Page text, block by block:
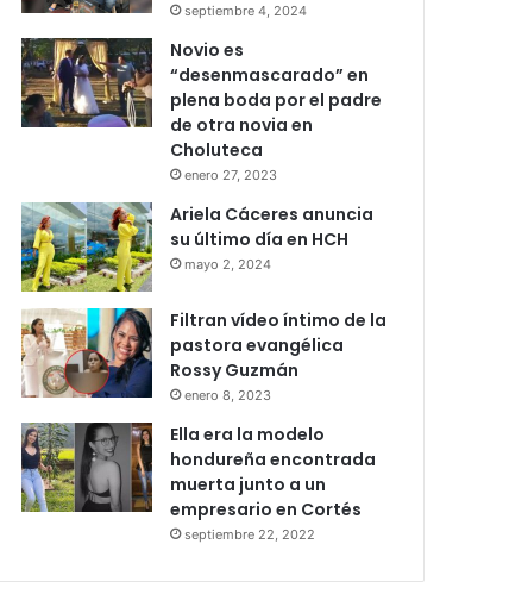
septiembre 4, 2024
Novio es
“desenmascarado” en
plena boda por el padre
de otra novia en
Choluteca
enero 27, 2023
Ariela Cáceres anuncia
su último día en HCH
mayo 2, 2024
Filtran vídeo íntimo de la
pastora evangélica
Rossy Guzmán
enero 8, 2023
Ella era la modelo
hondureña encontrada
muerta junto a un
empresario en Cortés
septiembre 22, 2022